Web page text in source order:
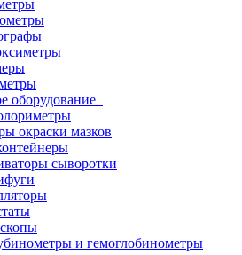
оборудование
окраски мазков
сыворотки
и гемоглобинометры